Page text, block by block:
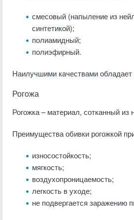
смесовый (напыление из
синтетикой);
полиамидный;
полиэфирный.
Наилучшими качествами
Рогожа
Рогожка – материал, сотканный из
Преимущества обивки рогожкой
износостойкость;
мягкость;
воздухопроницаемость;
легкость в уходе;
не подвергается